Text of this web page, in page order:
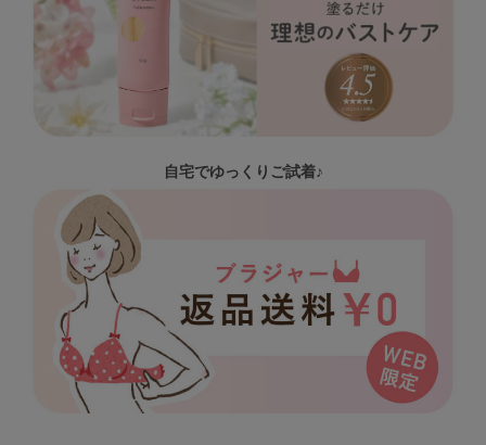
自宅でゆっくりご試着♪